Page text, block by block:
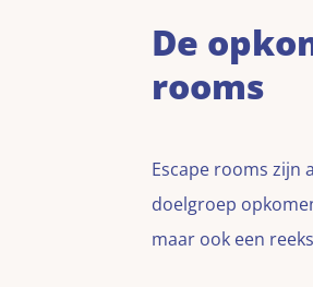
De
rooms
Escape rooms zijn
doelgroep
maar ook een